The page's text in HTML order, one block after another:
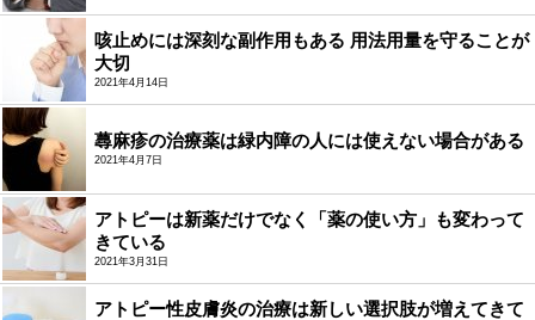
咳止めには深刻な副作用もある 用法用量を守ることが
大切
2021年4月14日
蕁麻疹の治療薬は緑内障の人には使えない場合がある
2021年4月7日
アトピーは新薬だけでなく「薬の使い方」も変わって
きている
2021年3月31日
アトピー性皮膚炎の治療は新しい選択肢が増えてきて